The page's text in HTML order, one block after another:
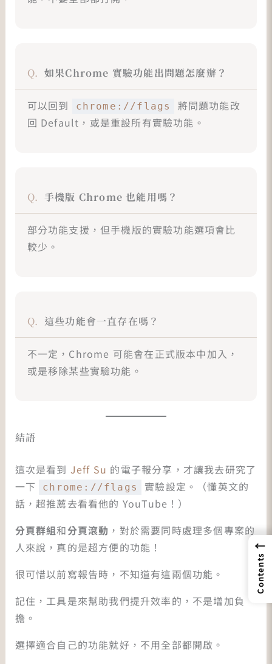
如果Chrome 實驗功能出問題怎麼辦？
可以回到 chrome://flags
將問題功能改
回 Default，或是重設所有實驗功能。
手機版 Chrome 也能用嗎？
部分功能支援，但手機版的實驗功能選項會比
較少。
這些功能會一直存在嗎？
不一定，Chrome 可能會在正式版本中加入，
或是移除某些實驗功能。
結語
這次是看到 Jeff Su 的電子報分享，才讓我去研究了
一下
chrome://flags
實驗設定。（懂英文的
話，超推薦去看看他的 YouTube！）
分頁群組和分頁滾動 ，對於需要同時處理多個專案的
人來說，真的是超方便的功能！
很可惜以前寫報告時，不知道有這兩個功能。
記住，工具是來幫助我們提升效率的，不是增加負
擔。
選擇適合自己的功能就好，不用全部都開啟。
←
Contents